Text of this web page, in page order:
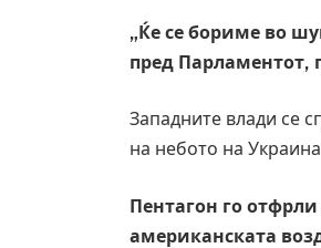
„Ќе се бориме во
пред Парламентот,
Западните влади се
на небото на
Пентагон го
американската